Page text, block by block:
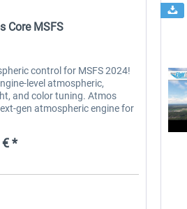
Core MSFS
control for MSFS 2024!
level atmospheric,
and color tuning. Atmos
gen atmospheric engine for
not a...
€ *